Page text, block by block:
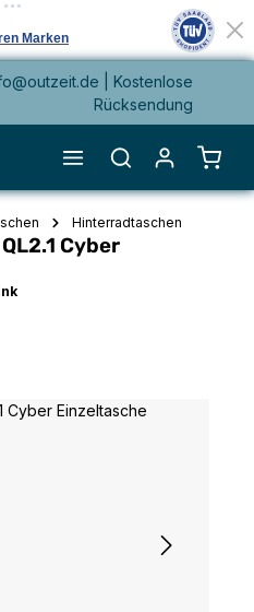
| Kostenlose
Rücksendung
Hinterradtaschen
Cyber